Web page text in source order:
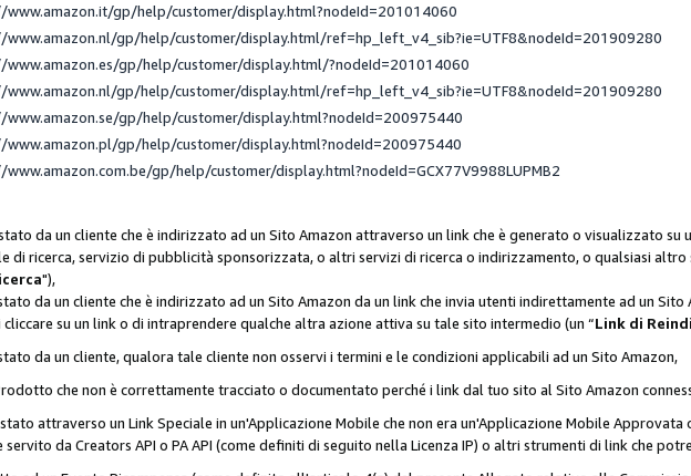
gp/help/customer/display.html?nodeId=201014060
gp/help/customer/display.html/ref=hp_left_v4_sib?ie=UTF8&nodeId=201909280
gp/help/customer/display.html/?nodeId=201014060
gp/help/customer/display.html/ref=hp_left_v4_sib?ie=UTF8&nodeId=201909280
gp/help/customer/display.html?nodeId=200975440
gp/help/customer/display.html?nodeId=200975440
gp/help/customer/display.html?nodeId=GCX77V9988LUPMB2
da un cliente che è indirizzato ad un Sito Amazon attraverso un link che è generato o visualizzato su
di ricerca, servizio di pubblicità sponsorizzata, o altri servizi di ricerca o indirizzamento, o qualsiasi
"),
da un cliente che è indirizzato ad un Sito Amazon da un link che invia utenti indirettamente ad un
su un link o di intraprendere qualche altra azione attiva su tale sito intermedio (un “Link di
da un cliente, qualora tale cliente non osservi i termini e le condizioni applicabili ad un Sito Amazon,
che non è correttamente tracciato o documentato perché i link dal tuo sito al Sito Amazon
attraverso un Link Speciale in un'Applicazione Mobile che non era un'Applicazione Mobile Approvata
da Creators API o PA API (come definiti di seguito nella Licenza IP) o altri strumenti di link che